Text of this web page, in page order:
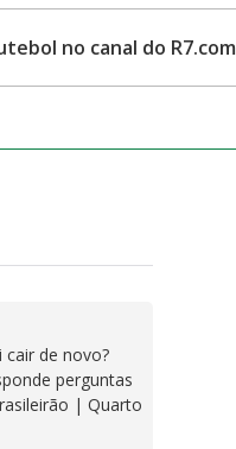
no canal do R7.com
cair de novo?
perguntas
| Quarto